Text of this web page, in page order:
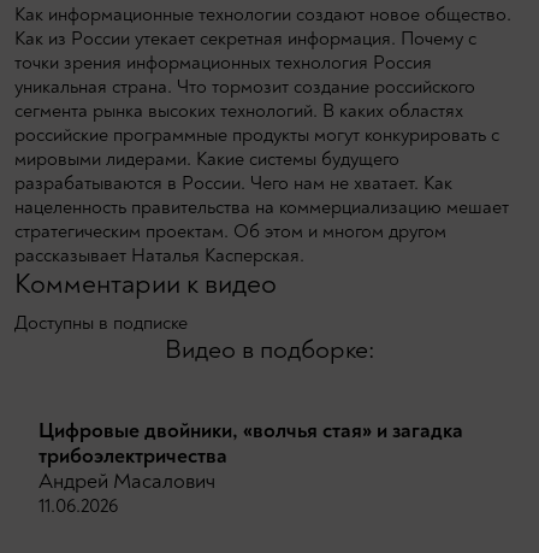
Как информационные технологии создают новое общество.
Как из России утекает секретная информация. Почему с
точки зрения информационных технология Россия
уникальная страна. Что тормозит создание российского
сегмента рынка высоких технологий. В каких областях
российские программные продукты могут конкурировать с
мировыми лидерами. Какие системы будущего
разрабатываются в России. Чего нам не хватает. Как
нацеленность правительства на коммерциализацию мешает
стратегическим проектам. Об этом и многом другом
рассказывает Наталья Касперская.
Комментарии к видео
Доступны в подписке
Видео в подборке:
Цифровые двойники, «волчья стая» и загадка
трибоэлектричества
Андрей Масалович
11.06.2026